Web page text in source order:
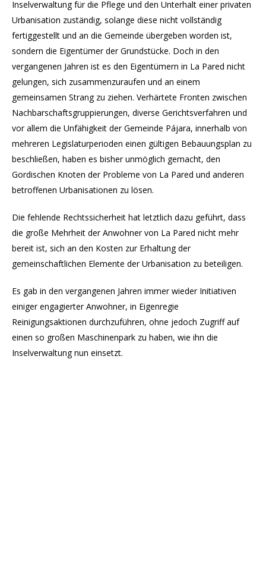
Inselverwaltung für die Pflege und den Unterhalt einer privaten
Urbanisation zuständig, solange diese nicht vollständig
fertiggestellt und an die Gemeinde übergeben worden ist,
sondern die Eigentümer der Grundstücke. Doch in den
vergangenen Jahren ist es den Eigentümern in La Pared nicht
gelungen, sich zusammenzuraufen und an einem
gemeinsamen Strang zu ziehen. Verhärtete Fronten zwischen
Nachbarschaftsgruppierungen, diverse Gerichtsverfahren und
vor allem die Unfähigkeit der Gemeinde Pájara, innerhalb von
mehreren Legislaturperioden einen gültigen Bebauungsplan zu
beschließen, haben es bisher unmöglich gemacht, den
Gordischen Knoten der Probleme von La Pared und anderen
betroffenen Urbanisationen zu lösen.
Die fehlende Rechtssicherheit hat letztlich dazu geführt, dass
die große Mehrheit der Anwohner von La Pared nicht mehr
bereit ist, sich an den Kosten zur Erhaltung der
gemeinschaftlichen Elemente der Urbanisation zu beteiligen.
Es gab in den vergangenen Jahren immer wieder Initiativen
einiger engagierter Anwohner, in Eigenregie
Reinigungsaktionen durchzuführen, ohne jedoch Zugriff auf
einen so großen Maschinenpark zu haben, wie ihn die
Inselverwaltung nun einsetzt.